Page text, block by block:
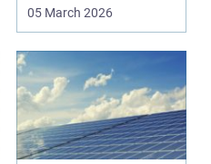
Flere bruger den både
05 March 2026